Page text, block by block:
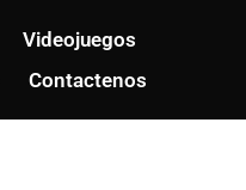
Videojuegos
Contactenos